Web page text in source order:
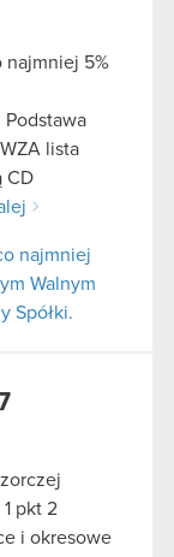
najmniej 5%
Podstawa
lista
CD
najmniej
Walnym
Spółki.
pkt 2
i okresowe